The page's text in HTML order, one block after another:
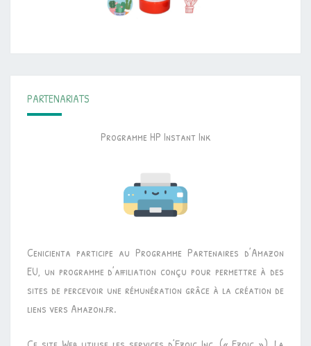
PARTENARIATS
Programme HP Instant Ink
Cenicienta participe au Programme Partenaires d’Amazon
EU, un programme d’affiliation conçu pour permettre à des
sites de percevoir une rémunération grâce à la création de
liens vers Amazon.fr.